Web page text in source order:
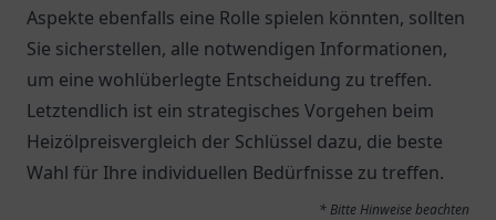
Aspekte ebenfalls eine Rolle spielen könnten, sollten
Sie sicherstellen, alle notwendigen Informationen,
um eine wohlüberlegte Entscheidung zu treffen.
Letztendlich ist ein strategisches Vorgehen beim
Heizölpreisvergleich der Schlüssel dazu, die beste
Wahl für Ihre individuellen Bedürfnisse zu treffen.
* Bitte Hinweise beachten